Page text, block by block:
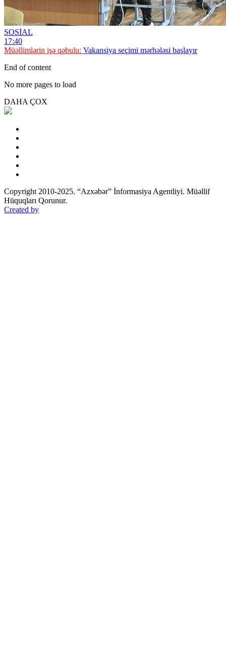
SOSİAL
17:40
Müəllimlərin işə qəbulu: Vakansiya seçimi mərhələsi başlayır
End of content
No more pages to load
DAHA ÇOX
Copyright 2010-2025. “Azxəbər” İnformasiya Agentliyi. Müəllif
Hüquqları Qorunur.
Created by